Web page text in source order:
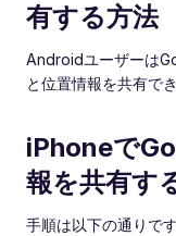
有する方法
Androidユーザーは
と位置情報を共有で
iPhoneで
報を共有す
手順は以下の通りで